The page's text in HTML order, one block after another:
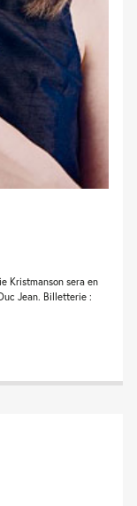
Kristmanson sera en
Jean. Billetterie :